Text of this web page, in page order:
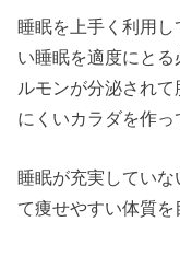
睡眠を上手く利用
い睡眠を適度にと
ルモンが分泌され
にくいカラダを作っ
睡眠が充実してい
て痩せやすい体質を